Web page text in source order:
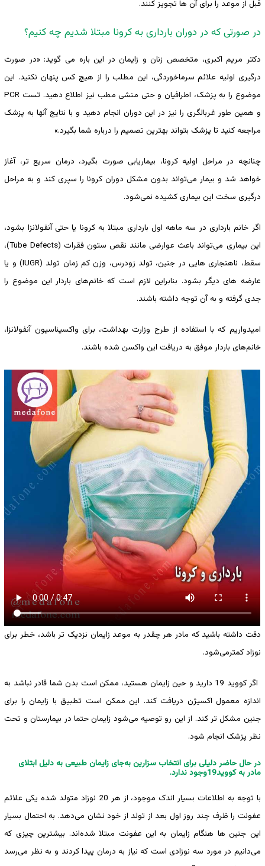
قبل از موعد را برای آن ها تجویز کنند.
در صورتی که در دوران بارداری به کرونا مبتلا شدیم چه کنیم؟
دکتر مریم اکبری، متخصص زنان و زایمان در این باره می گوید: «در صورت
درگیری اولیه علائم سرماخوردگی، این مطلب را از هیچ کس پنهان نکنید. این
موضوع را به پزشک، اطرافیان و حتی منشی مطب نیز اطلاع دهید. تست PCR
و همین طور غربالگری را نیز در این دوران انجام دهید و با نتایج آنها به پزشک
مراجعه کنید تا پزشک بتواند بهترین تصمیم را درباره شما بگیرد.»
چنانچه در مراحل اولیه کرونا، بیماریابی صورت بگیرد، درمان سریع تر، آغاز
خواهد شد و بیمار می‌تواند بدون مشکل دوران کرونا را سپری کند و به مراحل
درگیری سخت این بیماری کشیده نمی‌شود.
اگر خانم بارداری در سه ماهه اول بارداری مبتلا به کرونا یا حتی آنفولانزا بشود،
این بیماری می‌تواند باعث عوارضی مانند نقص ستون فقرات (Tube Defects)،
سقط، ناهنجاری هایی در جنین، تولد زودرس، وزن کم زمان تولد (IUGR) و یا
عارضه های دیگر بشود. بنابراین لازم است که خانم‌های باردار این موضوع را
جدی گرفته و به آن توجه داشته باشند.
امیدواریم که با استفاده از طرح وزارت بهداشت، برای واکسیناسیون آنفولانزا،
خانم‌های باردار موفق به دریافت این واکسن شده باشند.
دقت داشته باشید که مادر هر چقدر به موعد زایمان نزدیک تر باشد، خطر برای
نوزاد کمترمی‌شود.
اگر کووید 19 دارید و حین زایمان هستید، ممکن است بدن شما قادر نباشد به
اندازه معمول اکسیژن دریافت کند. این ممکن است تطبیق با زایمان را برای
جنین مشکل تر کند. از این رو توصیه می‌شود زایمان حتما در بیمارستان و تحت
نظر پزشک انجام شود.
در حال حاضر دلیلی برای انتخاب سزارین به‌جای زایمان طبیعی به دلیل ابتلای
مادر به کووید19وجود ندارد.
با توجه به اطلاعات بسیار اندک موجود، از هر 20 نوزاد متولد شده یکی علائم
عفونت را ظرف چند روز اول بعد از تولد از خود نشان می‌دهد. به احتمال بسیار
این جنین ها هنگام زایمان به این عفونت مبتلا شده‌اند. بیشترین چیزی که
می‌دانیم در مورد سه نوزادی است که نیاز به درمان پیدا کردند و به نظر می‌رسد